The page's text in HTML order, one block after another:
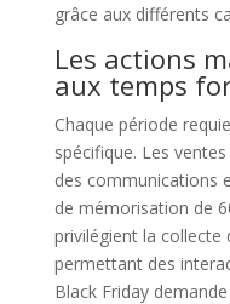
grâce aux différents
Les actions
aux temps
Chaque période
spécifique. Les
des communications
de mémorisation de
privilégient la collecte
permettant des
Black Friday